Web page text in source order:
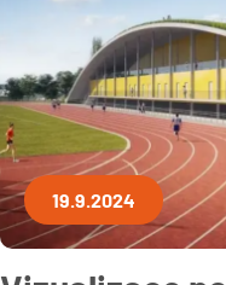
19.9.2024